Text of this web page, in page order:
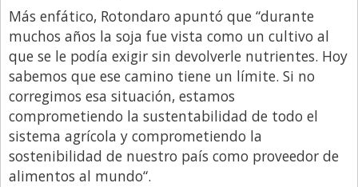
Más enfático, Rotondaro apuntó que “durante
muchos años la soja fue vista como un cultivo al
que se le podía exigir sin devolverle nutrientes. Hoy
sabemos que ese camino tiene un límite. Si no
corregimos esa situación, estamos
comprometiendo la sustentabilidad de todo el
sistema agrícola y comprometiendo la
sostenibilidad de nuestro país como proveedor de
alimentos al mundo“.